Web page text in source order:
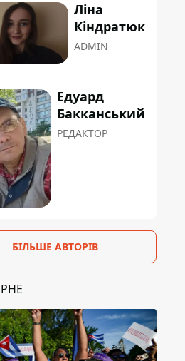
Ліна
Кіндратюк
ADMIN
Едуард
Бакканський
РЕДАКТОР
БІЛЬШЕ АВТОРІВ